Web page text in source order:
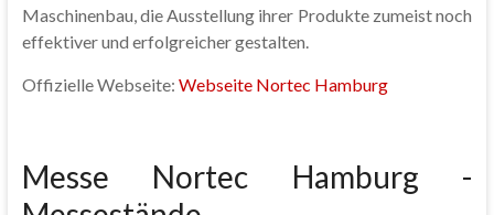
Maschinenbau, die Ausstellung ihrer Produkte zumeist noch
effektiver und erfolgreicher gestalten.
Offizielle Webseite: Webseite Nortec Hamburg
Messe Nortec Hamburg -